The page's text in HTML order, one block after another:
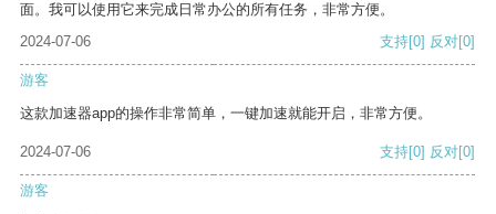
面。我可以使用它来完成日常办公的所有任务，非常方便。
2024-07-06
支持[0] 反对[0]
游客
这款加速器app的操作非常简单，一键加速就能开启，非常方便。
2024-07-06 支持[0] 反对[0]
游客